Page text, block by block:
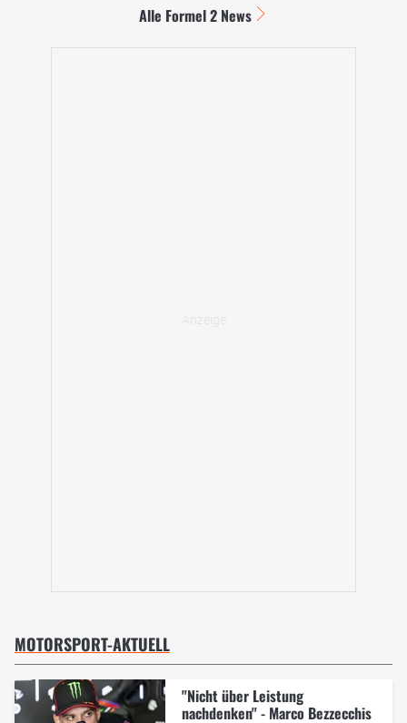
Alle Formel 2 News
MOTORSPORT-AKTUELL
"Nicht über Leistung
nachdenken" - Marco Bezzecchis